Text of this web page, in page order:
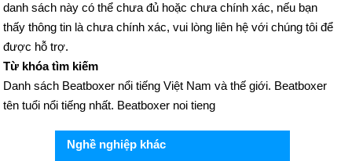
danh sách này có thể chưa đủ hoặc chưa chính xác, nếu bạn
thấy thông tin là chưa chính xác, vui lòng liên hệ với chúng tôi để
được hỗ trợ.
Từ khóa tìm kiếm
Danh sách Beatboxer nổi tiếng Việt Nam và thế giới. Beatboxer
tên tuổi nổi tiếng nhất. Beatboxer noi tieng
Nghề nghiệp khác